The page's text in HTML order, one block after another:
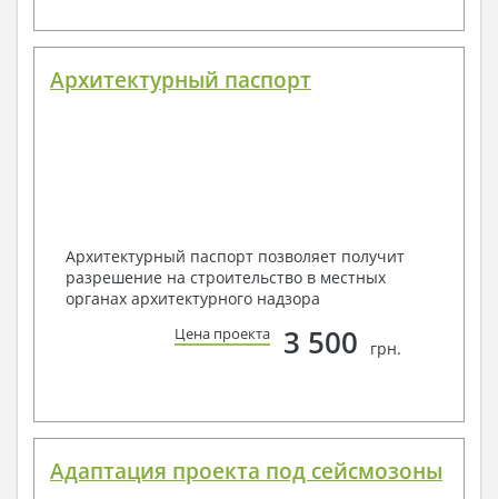
Архитектурный паспорт
Архитектурный паспорт позволяет получит
разрешение на строительство в местных
органах архитектурного надзора
Цена проекта 3 500 грн.
Адаптация проекта под сейсмозоны